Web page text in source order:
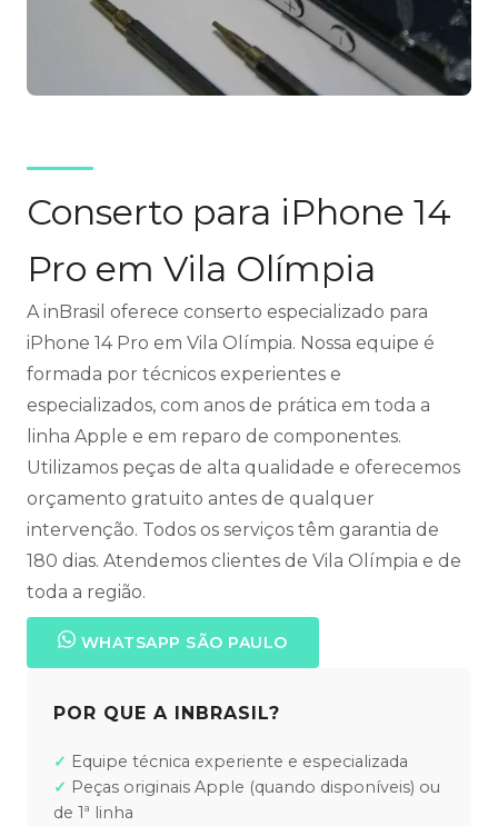
Conserto para iPhone 14
Pro em Vila Olímpia
A inBrasil oferece conserto especializado para
iPhone 14 Pro em Vila Olímpia. Nossa equipe é
formada por técnicos experientes e
especializados, com anos de prática em toda a
linha Apple e em reparo de componentes.
Utilizamos peças de alta qualidade e oferecemos
orçamento gratuito antes de qualquer
intervenção. Todos os serviços têm garantia de
180 dias. Atendemos clientes de Vila Olímpia e de
toda a região.
WHATSAPP SÃO PAULO
POR QUE A INBRASIL?
Equipe técnica experiente e especializada
Peças originais Apple (quando disponíveis) ou
de 1ª linha